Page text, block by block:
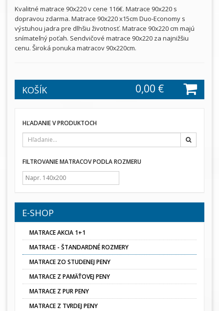
Kvalitné matrace 90x220 v cene 116€. Matrace 90x220 s
dopravou zdarma. Matrace 90x220 x15cm Duo-Economy s
výstuhou jadra pre dlhšiu životnosť. Matrace 90x220 cm majú
snímateľný poťah. Sendvičové matrace 90x220 za najnižšiu
cenu. Široká ponuka matracov 90x220cm.
KOŠÍK 0,00 €
HĽADANIE V PRODUKTOCH
FILTROVANIE MATRACOV PODLA ROZMERU
E-SHOP
MATRACE AKCIA 1+1
MATRACE - ŠTANDARDNÉ ROZMERY
MATRACE ZO STUDENEJ PENY
MATRACE Z PAMÄŤOVEJ PENY
MATRACE Z PUR PENY
MATRACE Z TVRDEJ PENY